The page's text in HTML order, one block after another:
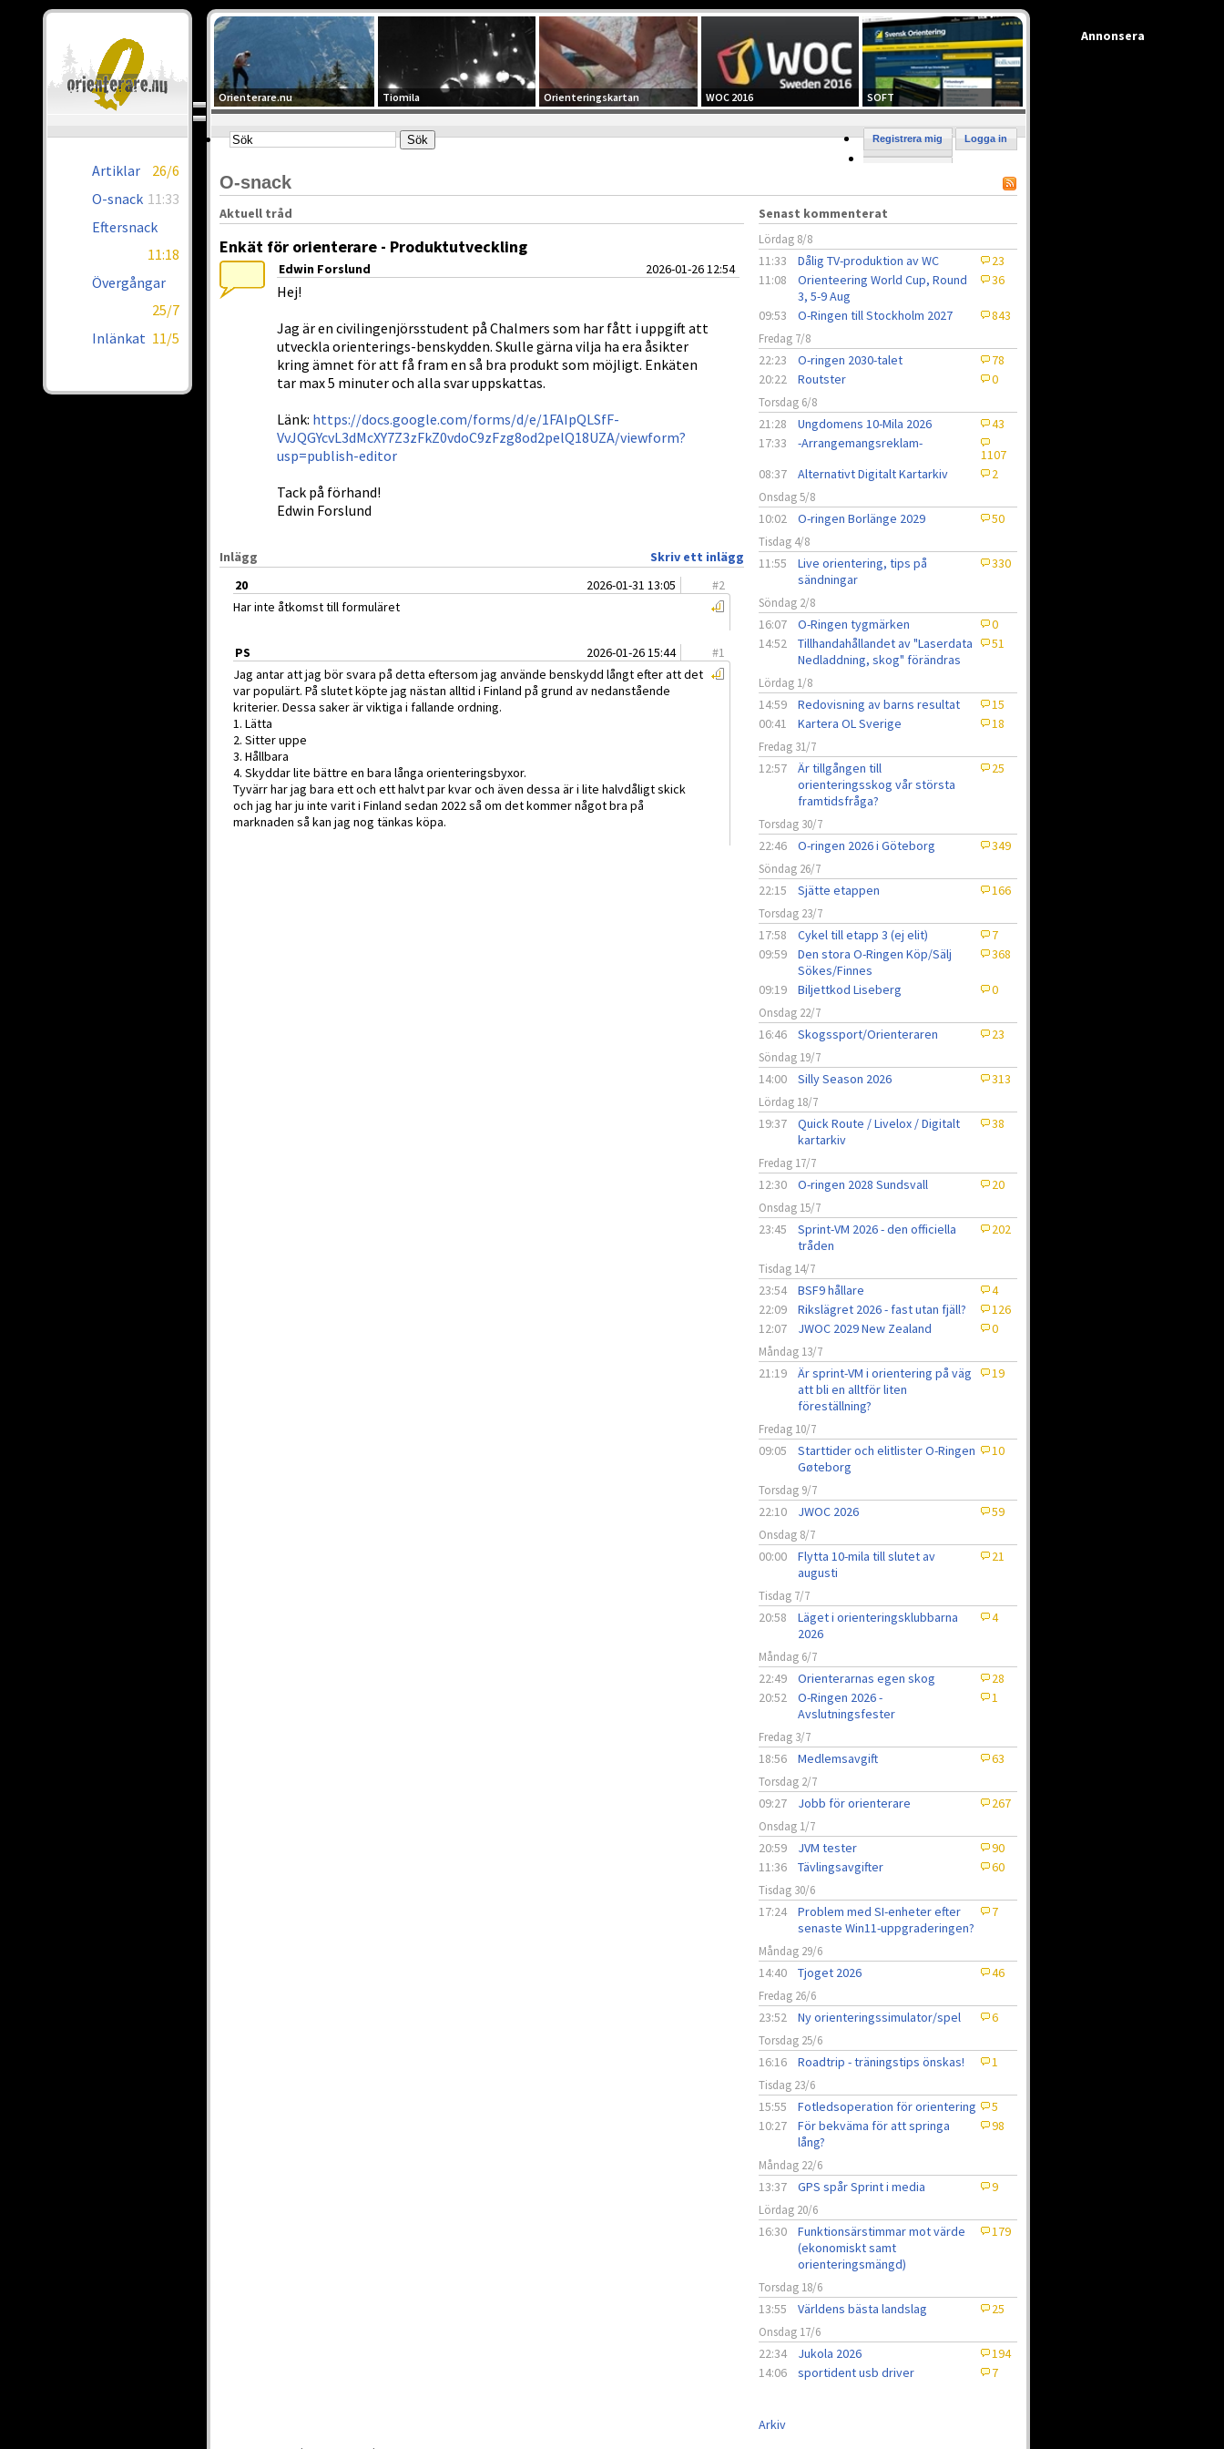
Artiklar
26/6
O-snack 11:33
Eftersnack
11:18
Övergångar
25/7
Inlänkat 11/5
Orienterare.nu Tiomila Orienteringskartan WOC 2016 SOFT
Logga in
Registrera mig
O-snack
Aktuell tråd
Enkät för orienterare - Produktutveckling
Edwin Forslund 2026-01-26 12:54
Hej!
Jag är en civilingenjörsstudent på Chalmers som har fått i uppgift att
utveckla orienterings-benskydden. Skulle gärna vilja ha era åsikter
kring ämnet för att få fram en så bra produkt som möjligt. Enkäten
tar max 5 minuter och alla svar uppskattas.
Länk: https://docs.google.com/forms/d/e/1FAIpQLSfF-
VvJQGYcvL3dMcXY7Z3zFkZ0vdoC9zFzg8od2pelQ18UZA/viewform?
usp=publish-editor
Tack på förhand!
Edwin Forslund
Skriv ett inlägg
Inlägg
20
2026-01-31 13:05 #2
Har inte åtkomst till formuläret
PS 2026-01-26 15:44 #1
Jag antar att jag bör svara på detta eftersom jag använde benskydd långt efter att det
var populärt. På slutet köpte jag nästan alltid i Finland på grund av nedanstående
kriterier. Dessa saker är viktiga i fallande ordning.
1. Lätta
2. Sitter uppe
3. Hållbara
4. Skyddar lite bättre en bara långa orienteringsbyxor.
Tyvärr har jag bara ett och ett halvt par kvar och även dessa är i lite halvdåligt skick
och jag har ju inte varit i Finland sedan 2022 så om det kommer något bra på
marknaden så kan jag nog tänkas köpa.
Senast kommenterat
Lördag 8/8
11:33 Dålig TV-produktion av WC
23
11:08
Orienteering World Cup, Round
3, 5-9 Aug
36
09:53 O-Ringen till Stockholm 2027 843
Fredag 7/8
22:23 O-ringen 2030-talet
78
20:22
Routster 0
Torsdag 6/8
21:28 Ungdomens 10-Mila 2026
43
17:33
-Arrangemangsreklam-
1107
08:37
Alternativt Digitalt Kartarkiv 2
Onsdag 5/8
10:02 O-ringen Borlänge 2029 50
Tisdag 4/8
11:55
Live orientering, tips på
sändningar
330
Söndag 2/8
16:07 O-Ringen tygmärken
0
14:52
Tillhandahållandet av "Laserdata
Nedladdning, skog" förändras
51
Lördag 1/8
14:59 Redovisning av barns resultat
15
00:41
Kartera OL Sverige 18
Fredag 31/7
12:57
Är tillgången till
orienteringsskog vår största
framtidsfråga?
25
Torsdag 30/7
22:46 O-ringen 2026 i Göteborg 349
Söndag 26/7
22:15 Sjätte etappen 166
Torsdag 23/7
17:58 Cykel till etapp 3 (ej elit)
7
09:59
Den stora O-Ringen Köp/Sälj
Sökes/Finnes
368
09:19 Biljettkod Liseberg 0
Onsdag 22/7
16:46 Skogssport/Orienteraren 23
Söndag 19/7
14:00 Silly Season 2026 313
Lördag 18/7
19:37
Quick Route / Livelox / Digitalt
kartarkiv
38
Fredag 17/7
12:30 O-ringen 2028 Sundsvall 20
Onsdag 15/7
23:45
Sprint-VM 2026 - den officiella
tråden
202
Tisdag 14/7
23:54 BSF9 hållare
4
22:09
Rikslägret 2026 - fast utan fjäll?
126
12:07
JWOC 2029 New Zealand 0
Måndag 13/7
21:19
Är sprint-VM i orientering på väg
att bli en alltför liten
föreställning?
19
Fredag 10/7
09:05
Starttider och elitlister O-Ringen
Gøteborg
10
Torsdag 9/7
22:10 JWOC 2026 59
Onsdag 8/7
00:00
Flytta 10-mila till slutet av
augusti
21
Tisdag 7/7
20:58
Läget i orienteringsklubbarna
2026
4
Måndag 6/7
22:49 Orienterarnas egen skog
28
20:52
O-Ringen 2026 -
Avslutningsfester
1
Fredag 3/7
18:56 Medlemsavgift 63
Torsdag 2/7
09:27 Jobb för orienterare 267
Onsdag 1/7
20:59 JVM tester
90
11:36
Tävlingsavgifter 60
Tisdag 30/6
17:24
Problem med SI-enheter efter
senaste Win11-uppgraderingen?
7
Måndag 29/6
14:40 Tjoget 2026 46
Fredag 26/6
23:52 Ny orienteringssimulator/spel 6
Torsdag 25/6
16:16 Roadtrip - träningstips önskas! 1
Tisdag 23/6
15:55 Fotledsoperation för orientering
5
10:27
För bekväma för att springa
lång?
98
Måndag 22/6
13:37 GPS spår Sprint i media 9
Lördag 20/6
16:30
Funktionsärstimmar mot värde
(ekonomiskt samt
orienteringsmängd)
179
Torsdag 18/6
13:55 Världens bästa landslag 25
Onsdag 17/6
22:34 Jukola 2026
194
14:06
sportident usb driver 7
Arkiv
Annonsera